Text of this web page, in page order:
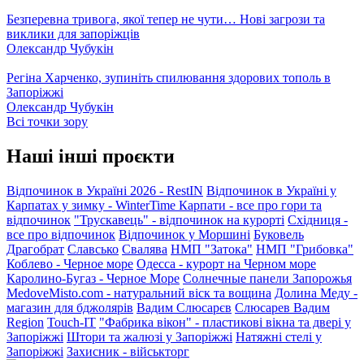
Безперевна тривога, якої тепер не чути… Нові загрози та
виклики для запоріжців
Олександр Чубукін
Регіна Харченко, зупиніть спилювання здорових тополь в
Запоріжжі
Олександр Чубукін
Всі точки зору
Наші інші проєкти
Відпочинок в Україні 2026 - RestIN Відпочинок в Україні у
Карпатах у зимку - WinterTime Карпати - все про гори та
відпочинок "Трускавець" - відпочинок на курорті Східниця -
все про відпочинок Відпочинок у Моршині Буковель
Драгобрат Славсько Свалява НМП "Затока" НМП "Грибовка"
Коблево - Черное море Одесса - курорт на Черном море
Каролино-Бугаз - Черное Море Солнечные панели Запорожья
MedoveMisto.com - натуральний віск та вощина Долина Меду -
магазин для бджолярів Вадим Слюсарєв Слюсарев Вадим
Region Touch-IT "Фабрика вікон" - пластикові вікна та двері у
Запоріжжі Штори та жалюзі у Запоріжжі Натяжні стелі у
Запоріжжі Захисник - військторг